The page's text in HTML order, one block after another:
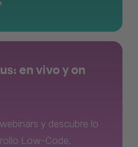
en vivo y on
y descubre lo
Low-Code,